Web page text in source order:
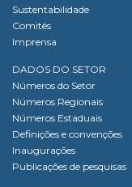
Sustentabilidade
Comitês
Imprensa
DADOS DO SETOR
Números do Setor
Números Regionais
Números Estaduais
Definições e convenções
Inaugurações
Publicações de pesquisas